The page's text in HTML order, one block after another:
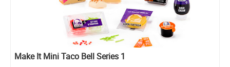
Make It Mini Taco Bell Series 1